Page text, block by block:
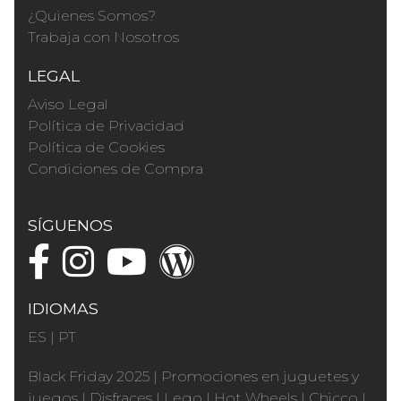
¿Quienes Somos?
Trabaja con Nosotros
LEGAL
Aviso Legal
Política de Privacidad
Política de Cookies
Condiciones de Compra
SÍGUENOS
IDIOMAS
ES | PT
Black Friday 2025 | Promociones en juguetes y